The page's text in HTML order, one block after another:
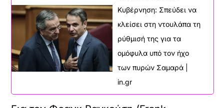
Κυβέρνηση: Σπεύδει να
κλείσει στη ντουλάπα τη
ρύθμισή της για τα
ομόφυλα υπό τον ήχο
των πυρών Σαμαρά |
in.gr